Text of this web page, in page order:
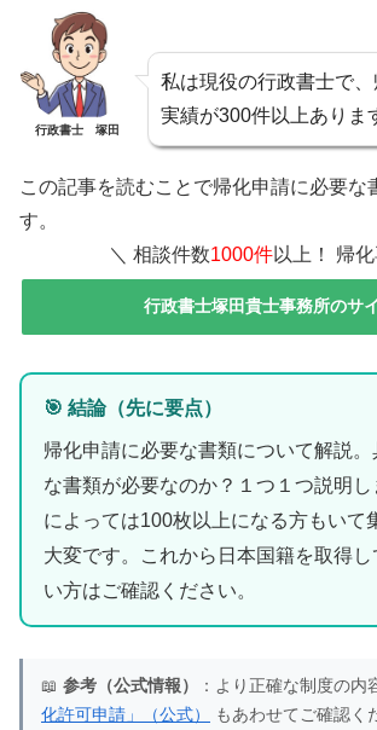
行政書士 塚田
私は現役の行政書士で
実績が300件以上ありま
この記事を読むことで帰化申請に必要な
す。
＼ 相談件数1000件以上！ 帰
行政書士塚田貴士事務所のサ
🎯 結論（先に要点）
帰化申請に必要な書類について解説
な書類が必要なのか？１つ１つ説明
によっては100枚以上になる方もいて
大変です。これから日本国籍を取得し
い方はご確認ください。
📖 参考（公式情報） ：より正確な制度の内
化許可申請」（公式）
もあわせてご確認く